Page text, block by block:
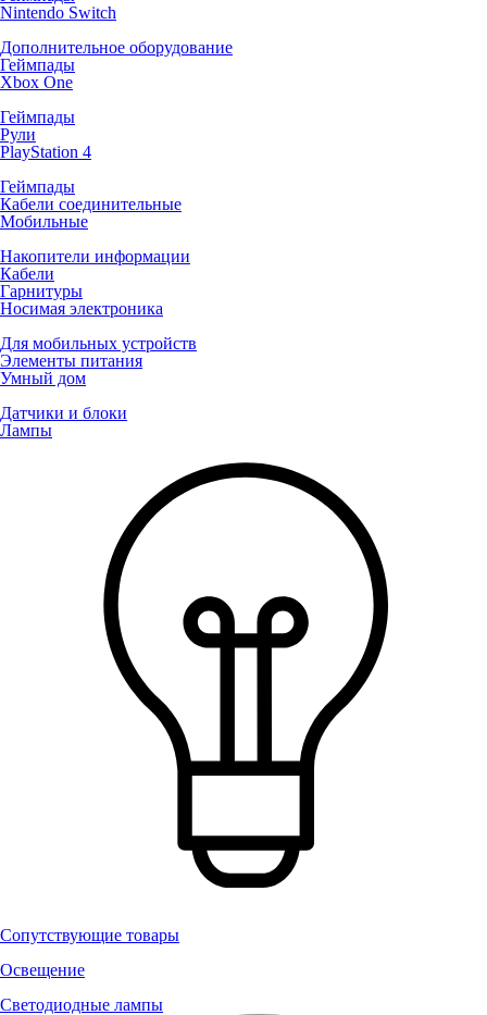
Nintendo Switch
Дополнительное оборудование
Геймпады
Xbox One
Геймпады
Рули
PlayStation 4
Геймпады
Кабели соединительные
Мобильные
Накопители информации
Кабели
Гарнитуры
Носимая электроника
Для мобильных устройств
Элементы питания
Умный дом
Датчики и блоки
Лампы
Сопутствующие товары
Освещение
Светодиодные лампы